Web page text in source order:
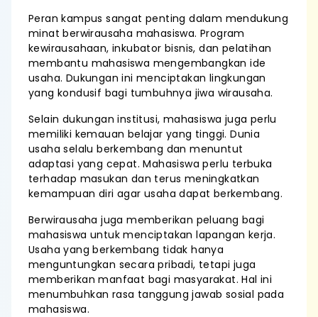
Peran kampus sangat penting dalam mendukung
minat berwirausaha mahasiswa. Program
kewirausahaan, inkubator bisnis, dan pelatihan
membantu mahasiswa mengembangkan ide
usaha. Dukungan ini menciptakan lingkungan
yang kondusif bagi tumbuhnya jiwa wirausaha.
Selain dukungan institusi, mahasiswa juga perlu
memiliki kemauan belajar yang tinggi. Dunia
usaha selalu berkembang dan menuntut
adaptasi yang cepat. Mahasiswa perlu terbuka
terhadap masukan dan terus meningkatkan
kemampuan diri agar usaha dapat berkembang.
Berwirausaha juga memberikan peluang bagi
mahasiswa untuk menciptakan lapangan kerja.
Usaha yang berkembang tidak hanya
menguntungkan secara pribadi, tetapi juga
memberikan manfaat bagi masyarakat. Hal ini
menumbuhkan rasa tanggung jawab sosial pada
mahasiswa.